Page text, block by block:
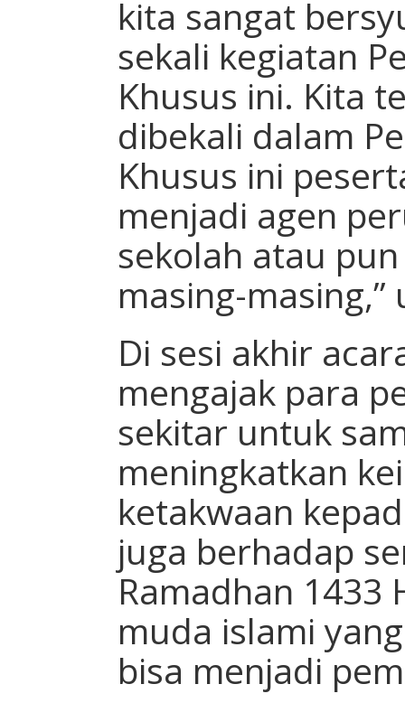
kita sangat
sekali kegiatan
Khusus ini. Kita
dibekali dalam
Khusus ini
menjadi agen
sekolah atau
masing-masing,”
Di sesi akhir
mengajak para
sekitar untuk
meningkatkan
ketakwaan
juga berhadap
Ramadhan 1433
muda islami
bisa menjadi